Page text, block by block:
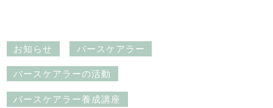
お知らせ バースケアラー
バースケアラーの活動
バースケアラー養成講座